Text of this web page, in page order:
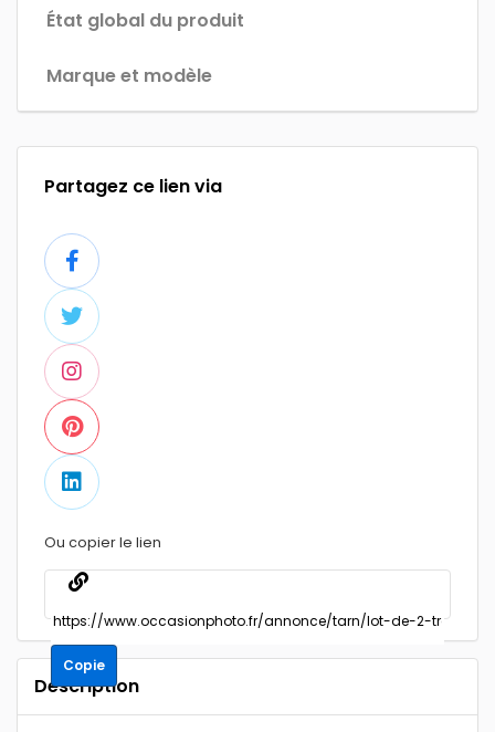
État global du produit
Marque et modèle
Partagez ce lien via
Ou copier le lien
Copie
Description